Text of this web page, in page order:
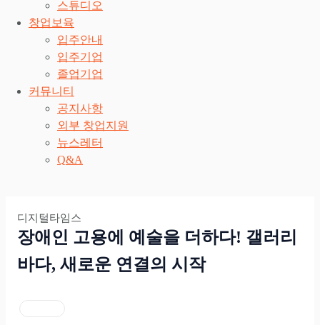
스튜디오
창업보육
입주안내
입주기업
졸업기업
커뮤니티
공지사항
외부 창업지원
뉴스레터
Q&A
디지털타임스
장애인 고용에 예술을 더하다! 갤러리
바다, 새로운 연결의 시작